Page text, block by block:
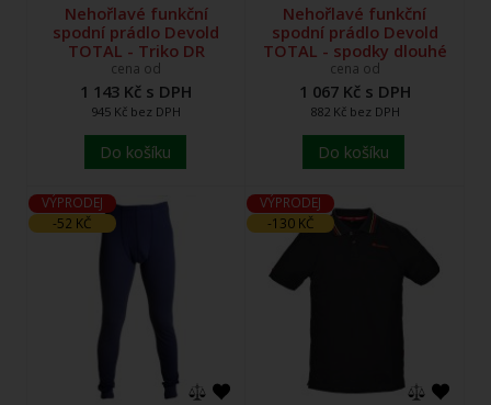
Nehořlavé funkční
spodní prádlo Devold
TOTAL - Triko DR
cena od
1 143 Kč s DPH
945 Kč bez DPH
Do košíku
Nehořlavé funkční
spodní prádlo Devold
TOTAL - spodky dlouhé
cena od
1 067 Kč s DPH
882 Kč bez DPH
Do košíku
VÝPRODEJ
-52 KČ
VÝPRODEJ
-130 KČ